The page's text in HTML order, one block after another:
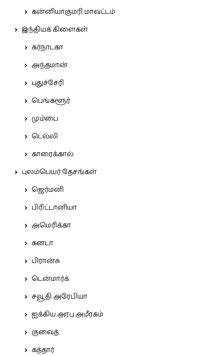
கன்னியாகுமரி மாவட்டம்
இந்தியக் கிளைகள்
கர்நாடகா
அந்தமான்
புதுச்சேரி
பெங்களூர்
மும்பை
டெல்லி
காரைக்கால்
புலம்பெயர் தேசங்கள்
ஜெர்மனி
பிரிட்டானியா
அமெரிக்கா
கனடா
பிரான்சு
டென்மார்க்
சவூதி அரேபியா
ஐக்கிய அரபு அமீரகம்
குவைத்
கத்தார்